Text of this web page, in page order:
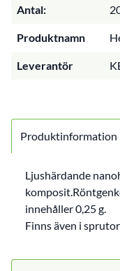
Antal:
Produktnamn
Leverantör
Produktinformation
Ljushärdande
innehåller 0,25 g.
Finns även i sprutor